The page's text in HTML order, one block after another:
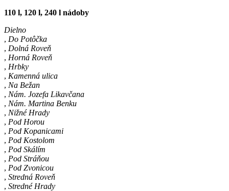
110 l, 120 l, 240 l nádoby
Dielno
, Do Potôčka
, Dolná Roveň
, Horná Roveň
, Hrbky
, Kamenná ulica
, Na Bežan
, Nám. Jozefa Likavčana
, Nám. Martina Benku
, Nižné Hrady
, Pod Horou
, Pod Kopanicami
, Pod Kostolom
, Pod Skálím
, Pod Stráňou
, Pod Zvonicou
, Stredná Roveň
, Stredné Hrady